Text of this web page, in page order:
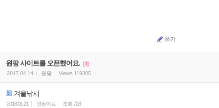
쓰기
원팡 사이트를 오픈했어요. [3]
2017.04.14
원팡 Views 119305
겨울낚시
2018.01.21 명동이브 조회 728